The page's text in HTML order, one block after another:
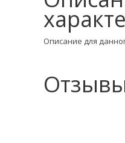
Описание для